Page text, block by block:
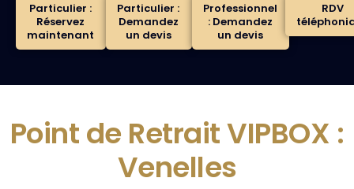
Particulier :
Réservez
maintenant
Particulier :
Demandez
un devis
Professionnel
: Demandez
un devis
RDV
Point de Retrait VIPBOX :
Venelles